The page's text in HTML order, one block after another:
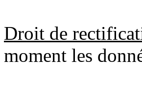
Droit de
moment les